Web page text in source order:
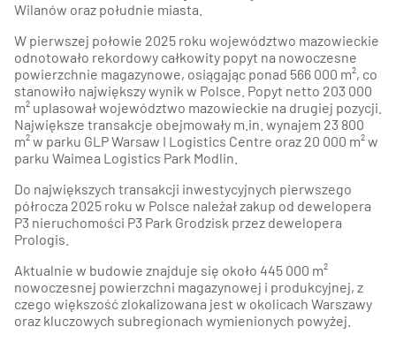
Wilanów oraz południe miasta.
W pierwszej połowie 2025 roku województwo mazowieckie
odnotowało rekordowy całkowity popyt na nowoczesne
powierzchnie magazynowe, osiągając ponad 566 000 m², co
stanowiło największy wynik w Polsce. Popyt netto 203 000
m² uplasował województwo mazowieckie na drugiej pozycji.
Największe transakcje obejmowały m.in. wynajem 23 800
m² w parku GLP Warsaw I Logistics Centre oraz 20 000 m² w
parku Waimea Logistics Park Modlin.
Do największych transakcji inwestycyjnych pierwszego
półrocza 2025 roku w Polsce należał zakup od dewelopera
P3 nieruchomości P3 Park Grodzisk przez dewelopera
Prologis.
Aktualnie w budowie znajduje się około 445 000 m²
nowoczesnej powierzchni magazynowej i produkcyjnej, z
czego większość zlokalizowana jest w okolicach Warszawy
oraz kluczowych subregionach wymienionych powyżej.